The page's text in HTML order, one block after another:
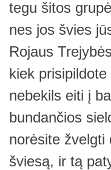
tegu šitos
nes jos švies
Rojaus
kiek
nebekils eiti į
bundančios
norėsite žvelgti
šviesą, ir tą